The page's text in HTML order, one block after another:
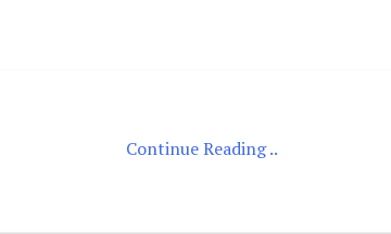
Continue Reading ..